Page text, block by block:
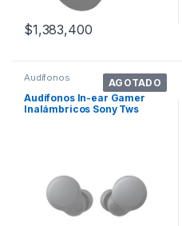
$1,383,400
AGOTADO
Audífonos
Audífonos In-ear Gamer
Inalámbricos Sony Tws